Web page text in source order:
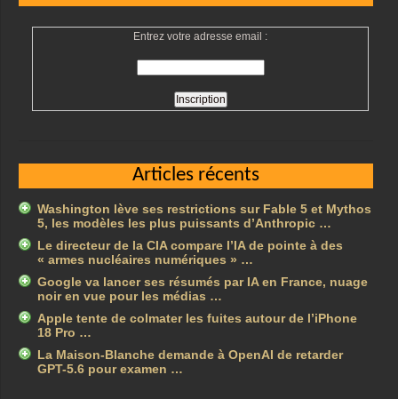
Entrez votre adresse email :
Articles récents
Washington lève ses restrictions sur Fable 5 et Mythos
5, les modèles les plus puissants d’Anthropic …
Le directeur de la CIA compare l’IA de pointe à des
« armes nucléaires numériques » …
Google va lancer ses résumés par IA en France, nuage
noir en vue pour les médias …
Apple tente de colmater les fuites autour de l’iPhone
18 Pro …
La Maison-Blanche demande à OpenAI de retarder
GPT-5.6 pour examen …